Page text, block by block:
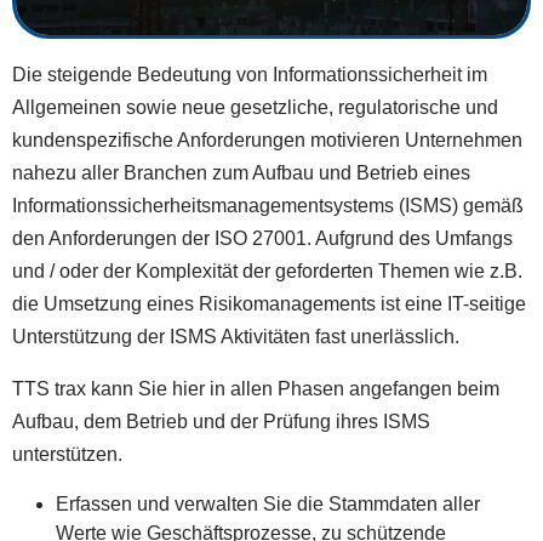
Die steigende Bedeutung von Informationssicherheit im
Allgemeinen sowie neue gesetzliche, regulatorische und
kundenspezifische Anforderungen motivieren Unternehmen
nahezu aller Branchen zum Aufbau und Betrieb eines
Informationssicherheitsmanagementsystems (ISMS) gemäß
den Anforderungen der ISO 27001. Aufgrund des Umfangs
und / oder der Komplexität der geforderten Themen wie z.B.
die Umsetzung eines Risikomanagements ist eine IT-seitige
Unterstützung der ISMS Aktivitäten fast unerlässlich.
TTS trax kann Sie hier in allen Phasen angefangen beim
Aufbau, dem Betrieb und der Prüfung ihres ISMS
unterstützen.
Erfassen und verwalten Sie die Stammdaten aller
Werte wie Geschäftsprozesse, zu schützende